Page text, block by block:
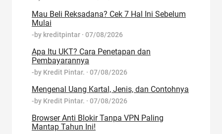
Mau Beli Reksadana? Cek 7 Hal Ini Sebelum
Mulai
-by kreditpintar · 07/08/2026
Apa Itu UKT? Cara Penetapan dan
Pembayarannya
-by Kredit Pintar. · 07/08/2026
Mengenal Uang Kartal, Jenis, dan Contohnya
-by Kredit Pintar. · 07/08/2026
Browser Anti Blokir Tanpa VPN Paling
Mantap Tahun Ini!